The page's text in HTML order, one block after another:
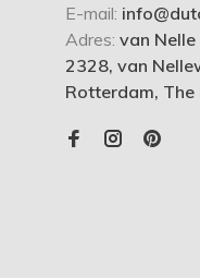
E-mail:
Adres: van
2328, van
Rotterdam,